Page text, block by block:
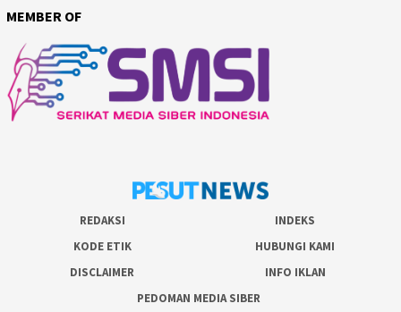
MEMBER OF
REDAKSI
INDEKS
KODE ETIK
HUBUNGI KAMI
DISCLAIMER
INFO IKLAN
PEDOMAN MEDIA SIBER